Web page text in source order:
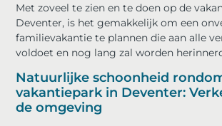
Met zoveel te zien en te doen op de
Deventer, is het gemakkelijk om een
familievakantie te plannen die aan alle
voldoet en nog lang zal worden
Natuurlijke schoonheid
vakantiepark in Deventer:
de omgeving